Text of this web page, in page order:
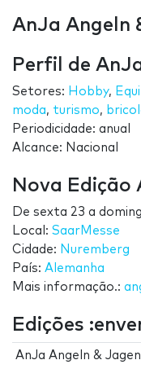
AnJa Angeln
Perfil de
Setores: Hobby,
moda, turismo,
Periodicidade: anual
Alcance: Nacional
Nova Edição
De sexta 23 a
Local: SaarMesse
Cidade: Nuremberg
País: Alemanha
Mais informação.:
Edições
AnJa Angeln &